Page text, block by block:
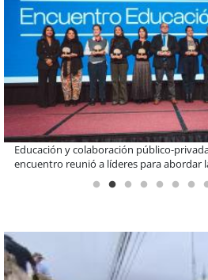
Claves para comprar electrodomésticos